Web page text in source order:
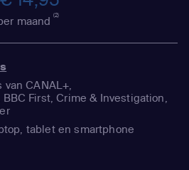
maand(2)
CANAL+,
BBC First, Crime & Investigation,
tablet en smartphone